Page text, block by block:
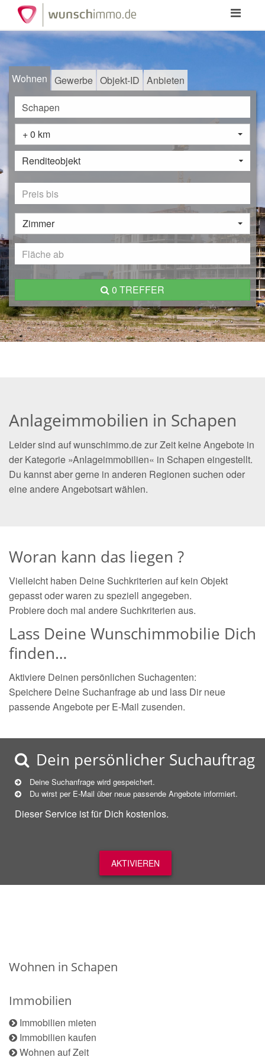
Toggle
Wohnen Gewerbe Objekt-ID Anbieten
+ 0 km
Renditeobjekt
Zimmer
0 TREFFER
Anlageimmobilien in Schapen
Leider sind auf wunschimmo.de zur Zeit keine Angebote in
der Kategorie »Anlageimmobilien« in Schapen eingestellt.
Du kannst aber gerne in anderen Regionen suchen oder
eine andere Angebotsart wählen.
Woran kann das liegen ?
Vielleicht haben Deine Suchkriterien auf kein Objekt
gepasst oder waren zu speziell angegeben.
Probiere doch mal andere Suchkriterien aus.
Lass Deine Wunschimmobilie Dich
finden…
Aktiviere Deinen persönlichen Suchagenten:
Speichere Deine Suchanfrage ab und lass Dir neue
passende Angebote per E-Mail zusenden.
Dein persönlicher Suchauftrag
Deine Suchanfrage wird gespeichert.
Du wirst per E-Mail über neue passende Angebote informiert.
Dieser Service ist für Dich kostenlos.
AKTIVIEREN
Wohnen in Schapen
Immobilien
Immobilien mieten
Immobilien kaufen
Wohnen auf Zeit